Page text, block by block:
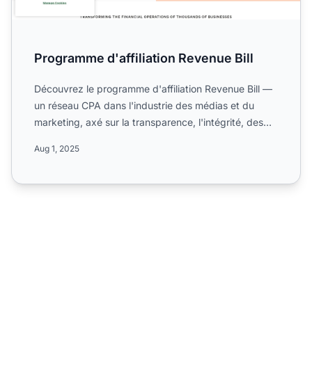
Programme d'affiliation Revenue Bill
Découvrez le programme d'affiliation Revenue Bill —
un réseau CPA dans l'industrie des médias et du
marketing, axé sur la transparence, l'intégrité, des
Aug 1, 2025